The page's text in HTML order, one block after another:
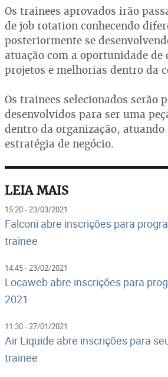
Os trainees aprovados irão
de job rotation conhecendo
posteriormente se
atuação com a oportunidade de
projetos e melhorias dentro da
Os trainees selecionados serão
desenvolvidos para ser uma
dentro da organização,
estratégia de negócio.
LEIA MAIS
15:20 - 23/03/2021
Falconi abre inscrições para
trainee
14:45 - 23/02/2021
Locaweb abre inscrições para
2021
11:30 - 27/01/2021
Air Liquide abre inscrições para
trainee